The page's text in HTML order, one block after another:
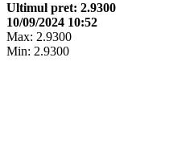
Ultimul pret: 2.9300
10/09/2024 10:52
Max: 2.9300
Min: 2.9300